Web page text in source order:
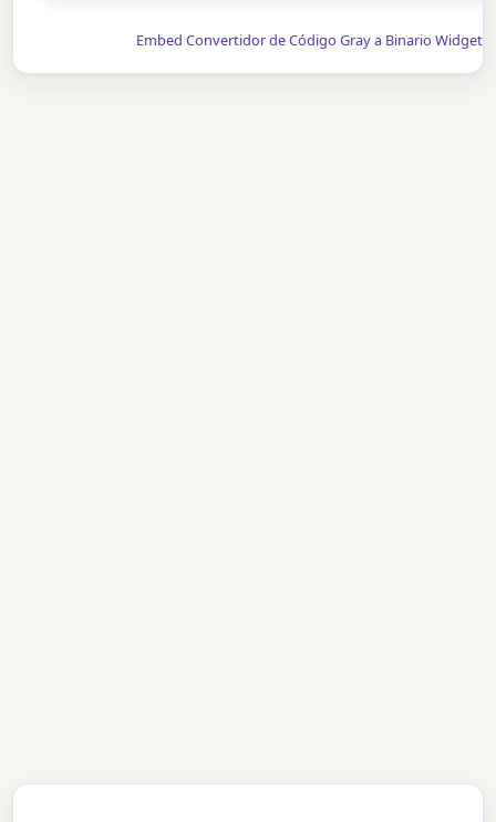
Embed Convertidor de Código Gray a Binario Widget